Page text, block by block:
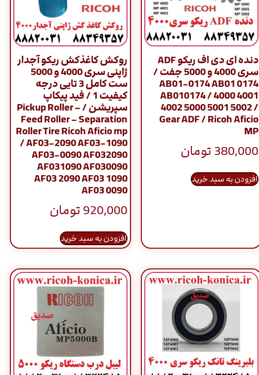
دنده ای دی اف ریکو ADF
سری 4000 و 5000 جفت /
AB01-0174 AB01 0174
AB010174 / 4000 4001
4002 5000 5001 5002 /
Gear ADF / Ricoh Aficio
MP
380,000تومان
افزودن به سبد خرید
روکش کاغذکش ریکو آجدار
ژاپنی سری 4000 و 5000
ست کامل 3 تایی درجه
کیفیت 1 / فید پیکاپ
سپریشن / Pickup Roller –
Feed Roller – Separation
Roller Tire Ricoh Aficio mp
/ AF03-2090 AF03-1090
AF03-0090 AF032090
AF031090 AF030090
AF03 2090 AF03 1090
AF03 0090
920,000تومان
افزودن به سبد خرید